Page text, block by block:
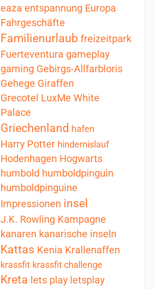
eaza entspannung Europa
Fahrgeschäfte
Familienurlaub freizeitpark
Fuerteventura gameplay
gaming Gebirgs-Allfarbloris
Gehege Giraffen
Grecotel LuxMe White
Palace
Griechenland hafen
Harry Potter hindernislauf
Hodenhagen Hogwarts
humbold humboldpinguin
humboldpinguine
Impressionen insel
J.K. Rowling Kampagne
kanaren kanarische inseln
Kattas Kenia Krallenaffen
krassfit krassfit challenge
Kreta lets play letsplay